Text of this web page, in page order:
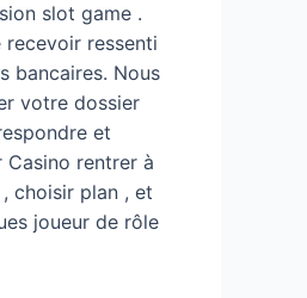
slot game .
ressenti
bancaires. Nous
votre dossier
et
rentrer à
choisir plan , et
joueur de rôle